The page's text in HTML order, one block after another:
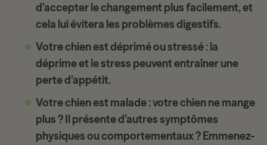
d’accepter le changement plus facilement, et
cela lui évitera les problèmes digestifs.
Votre chien est déprimé ou stressé: la
déprime et le stress peuvent entraîner une
perte d’appétit.
Votre chien est malade: votre chien ne mange
plus ? Il présente d’autres symptômes
physiques ou comportementaux ? Emmenez-